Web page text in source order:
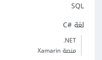
SQL
لغة C#‎
‎.NET
منصة Xamarin